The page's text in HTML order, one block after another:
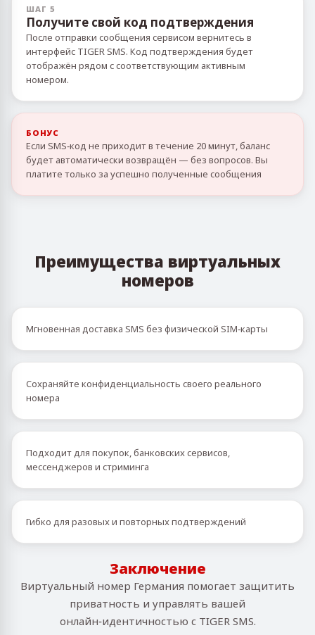
ШАГ 5
Получите свой код подтверждения
После отправки сообщения сервисом вернитесь в
интерфейс TIGER SMS. Код подтверждения будет
отображён рядом с соответствующим активным
номером.
БОНУС
Если SMS‑код не приходит в течение 20 минут, баланс
будет автоматически возвращён — без вопросов. Вы
платите только за успешно полученные сообщения
Преимущества виртуальных
номеров
Мгновенная доставка SMS без физической SIM‑карты
Сохраняйте конфиденциальность своего реального
номера
Подходит для покупок, банковских сервисов,
мессенджеров и стриминга
Гибко для разовых и повторных подтверждений
Заключение
Виртуальный номер Германия помогает защитить
приватность и управлять вашей
онлайн‑идентичностью с TIGER SMS.